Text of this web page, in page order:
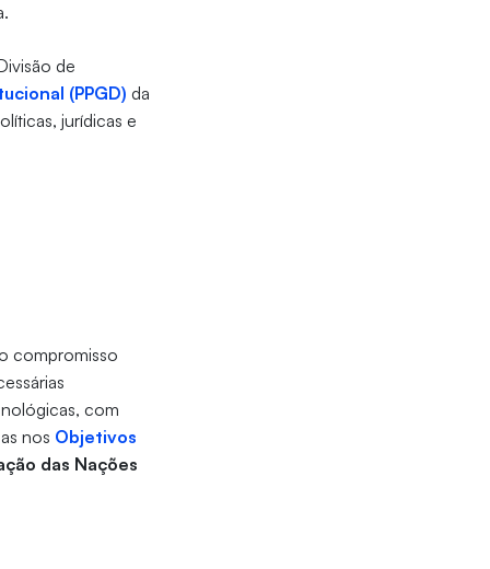
de
(PPGD) da
jurídicas e
compromisso
com
nos Objetivos
das Nações